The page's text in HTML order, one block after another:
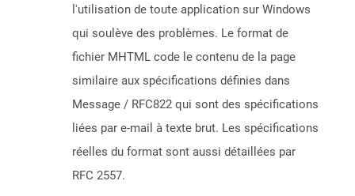
l'utilisation de toute application sur Windows
qui soulève des problèmes. Le format de
fichier MHTML code le contenu de la page
similaire aux spécifications définies dans
Message / RFC822 qui sont des spécifications
liées par e-mail à texte brut. Les spécifications
réelles du format sont aussi détaillées par
RFC 2557.